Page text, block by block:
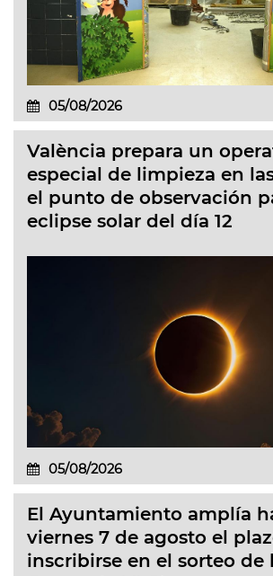
05/08/2026
València prepara un
especial de limpieza en
el punto de observación
eclipse solar del día 12
05/08/2026
El Ayuntamiento amplía
viernes 7 de agosto el
inscribirse en el sorteo de